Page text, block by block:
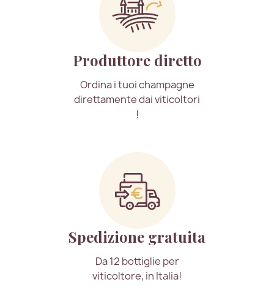
Produttore diretto
Ordina i tuoi champagne
direttamente dai viticoltori
!
Spedizione gratuita
Da 12 bottiglie per
viticoltore, in Italia!